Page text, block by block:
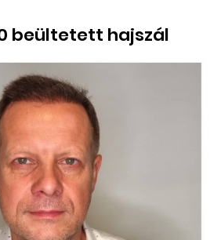
beültetett hajszál